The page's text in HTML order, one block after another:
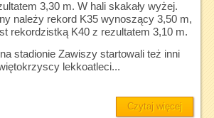
3,30 m. W hali skakały wyżej.
należy rekord K35 wynoszący 3,50 m,
rekordzistką K40 z rezultatem 3,10 m.
stadionie Zawiszy startowali też inni
lekkoatleci...
Czytaj więcej